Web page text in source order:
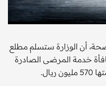
أن الوزارة ستسلم مطلع
الجديدة 1430هـ مكافأة خدمة المرضى الصادرة